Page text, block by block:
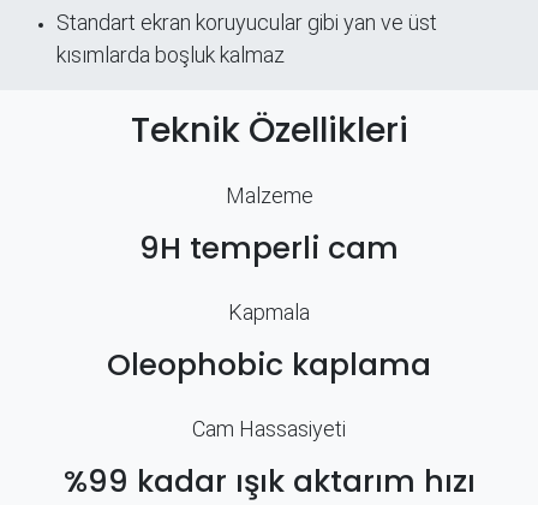
Standart ekran koruyucular gibi yan ve üst
kısımlarda boşluk kalmaz
Teknik Özellikleri
Malzeme
9H temperli cam
Kapmala
Oleophobic kaplama
Cam Hassasiyeti
%99 kadar ışık aktarım hızı